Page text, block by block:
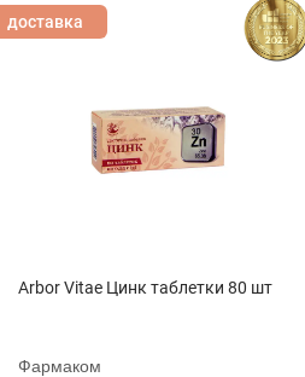
доставка
Arbor Vitae Цинк таблетки 80 шт
Фармаком